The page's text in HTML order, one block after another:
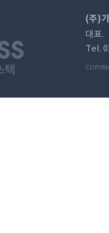
(주)
대표.
Tel.